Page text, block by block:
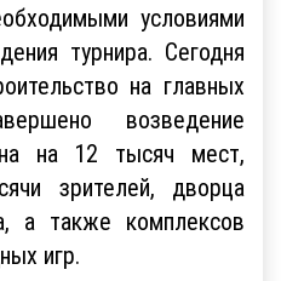
условиями
турнира. Сегодня
на главных
возведение
на 12 тысяч мест,
зрителей, дворца
а также комплексов
игр.